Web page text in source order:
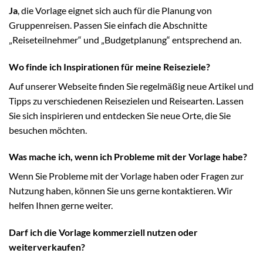
Ja , die Vorlage eignet sich auch für die Planung von
Gruppenreisen. Passen Sie einfach die Abschnitte
„Reiseteilnehmer“ und „Budgetplanung“ entsprechend an.
Wo finde ich Inspirationen für meine Reiseziele?
Auf unserer Webseite finden Sie regelmäßig neue Artikel und
Tipps zu verschiedenen Reisezielen und Reisearten. Lassen
Sie sich inspirieren und entdecken Sie neue Orte, die Sie
besuchen möchten.
Was mache ich, wenn ich Probleme mit der Vorlage habe?
Wenn Sie Probleme mit der Vorlage haben oder Fragen zur
Nutzung haben, können Sie uns gerne kontaktieren. Wir
helfen Ihnen gerne weiter.
Darf ich die Vorlage kommerziell nutzen oder
weiterverkaufen?